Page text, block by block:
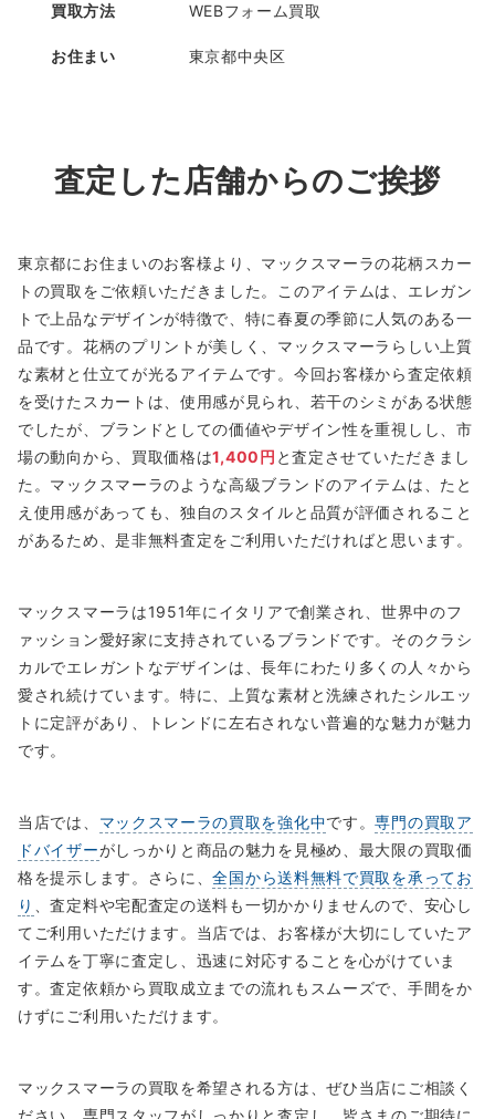
買取方法 WEBフォーム買取
お住まい 東京都中央区
査定した店舗からのご挨拶
東京都にお住まいのお客様より、マックスマーラの花柄スカー
トの買取をご依頼いただきました。このアイテムは、エレガン
トで上品なデザインが特徴で、特に春夏の季節に人気のある一
品です。花柄のプリントが美しく、マックスマーラらしい上質
な素材と仕立てが光るアイテムです。今回お客様から査定依頼
を受けたスカートは、使用感が見られ、若干のシミがある状態
でしたが、ブランドとしての価値やデザイン性を重視しし、市
場の動向から、買取価格は1,400円 と査定させていただきまし
た。マックスマーラのような高級ブランドのアイテムは、たと
え使用感があっても、独自のスタイルと品質が評価されること
があるため、是非無料査定をご利用いただければと思います。
マックスマーラは1951年にイタリアで創業され、世界中のフ
ァッション愛好家に支持されているブランドです。そのクラシ
カルでエレガントなデザインは、長年にわたり多くの人々から
愛され続けています。特に、上質な素材と洗練されたシルエッ
トに定評があり、トレンドに左右されない普遍的な魅力が魅力
です。
当店では、 マックスマーラの買取を強化中です。専門の買取ア
ドバイザーがしっかりと商品の魅力を見極め、最大限の買取価
格を提示します。さらに、全国から送料無料で買取を承ってお
り
、査定料や宅配査定の送料も一切かかりませんので、安心し
てご利用いただけます。当店では、お客様が大切にしていたア
イテムを丁寧に査定し、迅速に対応することを心がけていま
す。査定依頼から買取成立までの流れもスムーズで、手間をか
けずにご利用いただけます。
マックスマーラの買取を希望される方は、ぜひ当店にご相談く
ださい。専門スタッフがしっかりと査定し、皆さまのご期待に